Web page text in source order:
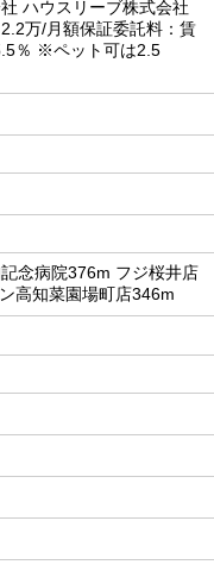
ハウスリーブ株式会社
万/月額保証委託料：賃
％ ※ペット可は2.5
念病院376m フジ桜井店
高知菜園場町店346m